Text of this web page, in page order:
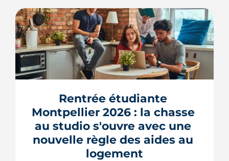
Rentrée étudiante
Montpellier 2026 : la chasse
au studio s'ouvre avec une
nouvelle règle des aides au
logement